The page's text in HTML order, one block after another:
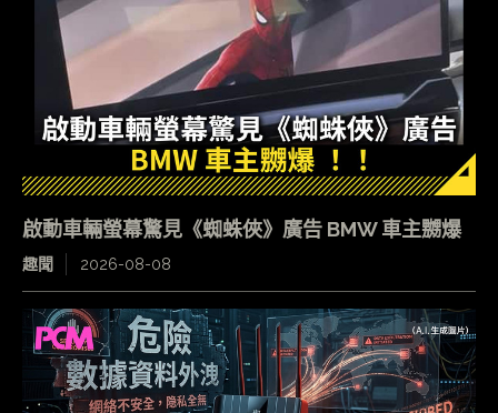
啟動車輛螢幕驚見《蜘蛛俠》廣告 BMW 車主嬲爆
趣聞 2026-08-08